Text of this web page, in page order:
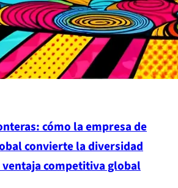
cómo la empresa de
convierte la diversidad
competitiva global